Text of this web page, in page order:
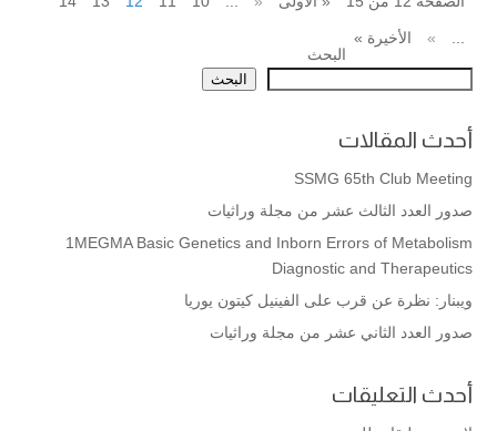
»
الأخيرة »
البحث
البحث
أحدث المقالات
SSMG 65th Club Meeting
صدور العدد الثالث عشر من مجلة وراثيات
1MEGMA Basic Genetics and Inborn Errors of Metabolism
Diagnostic and Therapeutics
ويبنار: نظرة عن قرب على الفينيل كيتون يوريا
صدور العدد الثاني عشر من مجلة وراثيات
أحدث التعليقات